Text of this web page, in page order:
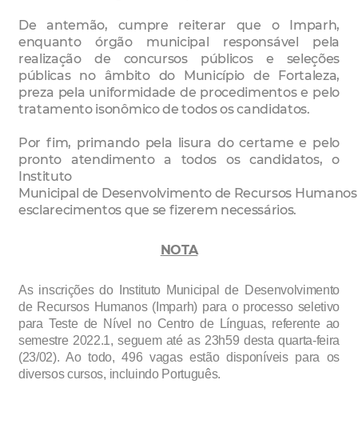
De antemão, cumpre reiterar que o Imparh,
enquanto órgão municipal responsável pela
realização de
concursos públicos e seleções
públicas no âmbito do Município de Fortaleza,
preza pela uniformidade de procedimentos e pelo
tratamento isonômico de todos os candidatos.
Por fim, primando pela lisura do certame e pelo
pronto atendimento a todos os candidatos, o
Instituto
Municipal de Desenvolvimento de Recursos Humanos
esclarecimentos que se fizerem necessários.
NOTA
As inscrições do Instituto Municipal de Desenvolvimento
de Recursos Humanos (Imparh) para o processo seletivo
para Teste de Nível no Centro de Línguas, referente ao
semestre 2022.1, seguem até as 23h59 desta quarta-feira
(23/02). Ao todo, 496 vagas estão disponíveis para os
diversos cursos, incluindo Português.